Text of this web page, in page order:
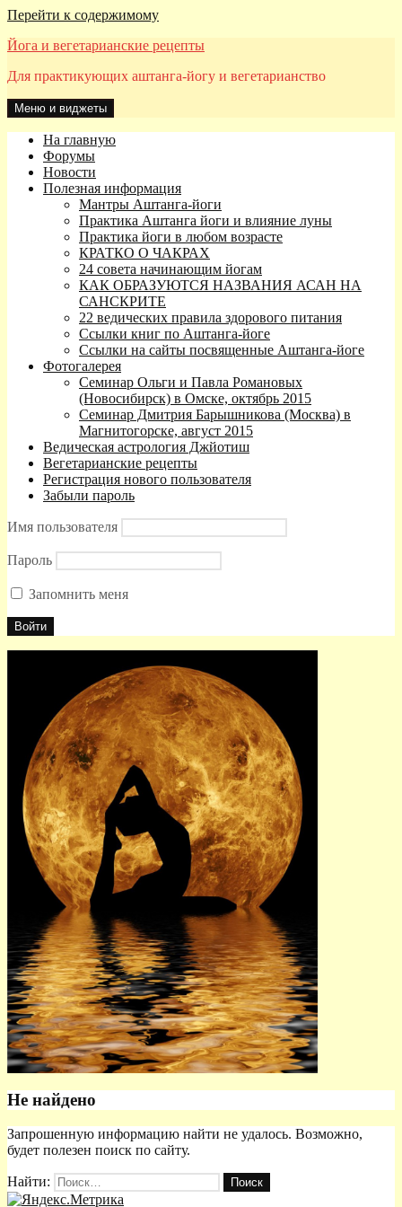
Перейти к содержимому
Йога и вегетарианские рецепты
Для практикующих аштанга-йогу и вегетарианство
Меню и виджеты
На главную
Форумы
Новости
Полезная информация
Мантры Аштанга-йоги
Практика Аштанга йоги и влияние луны
Практика йоги в любом возрасте
КРАТКО О ЧАКРАХ
24 совета начинающим йогам
КАК ОБРАЗУЮТСЯ НАЗВАНИЯ АСАН НА
САНСКРИТЕ
22 ведических правила здорового питания
Ссылки книг по Аштанга-йоге
Ссылки на сайты посвященные Аштанга-йоге
Фотогалерея
Семинар Ольги и Павла Романовых
(Новосибирск) в Омске, октябрь 2015
Семинар Дмитрия Барышникова (Москва) в
Магнитогорске, август 2015
Ведическая астрология Джйотиш
Вегетарианские рецепты
Регистрация нового пользователя
Забыли пароль
Имя пользователя
Пароль
Запомнить меня
Не найдено
Запрошенную информацию найти не удалось. Возможно,
будет полезен поиск по сайту.
Найти: